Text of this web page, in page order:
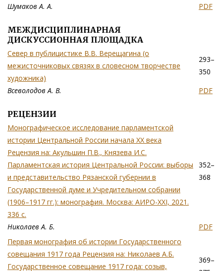
Шумаков А. А.
PDF
МЕЖДИСЦИПЛИНАРНАЯ
ДИСКУССИОННАЯ ПЛОЩАДКА
Север в публицистике В.В. Верещагина (о
межисточниковых связях в словесном творчестве
художника)
293–
350
Всеволодов А. В.
PDF
РЕЦЕНЗИИ
Монографическое исследование парламентской
истории Центральной России начала XX века
Рецензия на: Акульшин П.В., Князева И.С.
Парламентская история Центральной России: выборы
и представительство Рязанской губернии в
Государственной думе и Учредительном собрании
(1906–1917 гг.): монография. Москва: АИРО-XXI, 2021.
336 с.
352–
368
Николаев А. Б.
PDF
Первая монография об истории Государственного
совещания 1917 года Рецензия на: Николаев А.Б.
Государственное совещание 1917 года: созыв,
369–